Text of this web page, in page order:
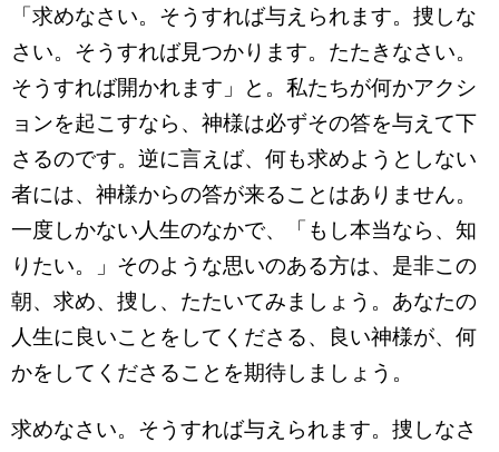
「求めなさい。そうすれば与えられます。捜しな
さい。そうすれば見つかります。たたきなさい。
そうすれば開かれます」と。私たちが何かアクシ
ョンを起こすなら、神様は必ずその答を与えて下
さるのです。逆に言えば、何も求めようとしない
者には、神様からの答が来ることはありません。
一度しかない人生のなかで、「もし本当なら、知
りたい。」そのような思いのある方は、是非この
朝、求め、捜し、たたいてみましょう。あなたの
人生に良いことをしてくださる、良い神様が、何
かをしてくださることを期待しましょう。
求めなさい。そうすれば与えられます。捜しなさ